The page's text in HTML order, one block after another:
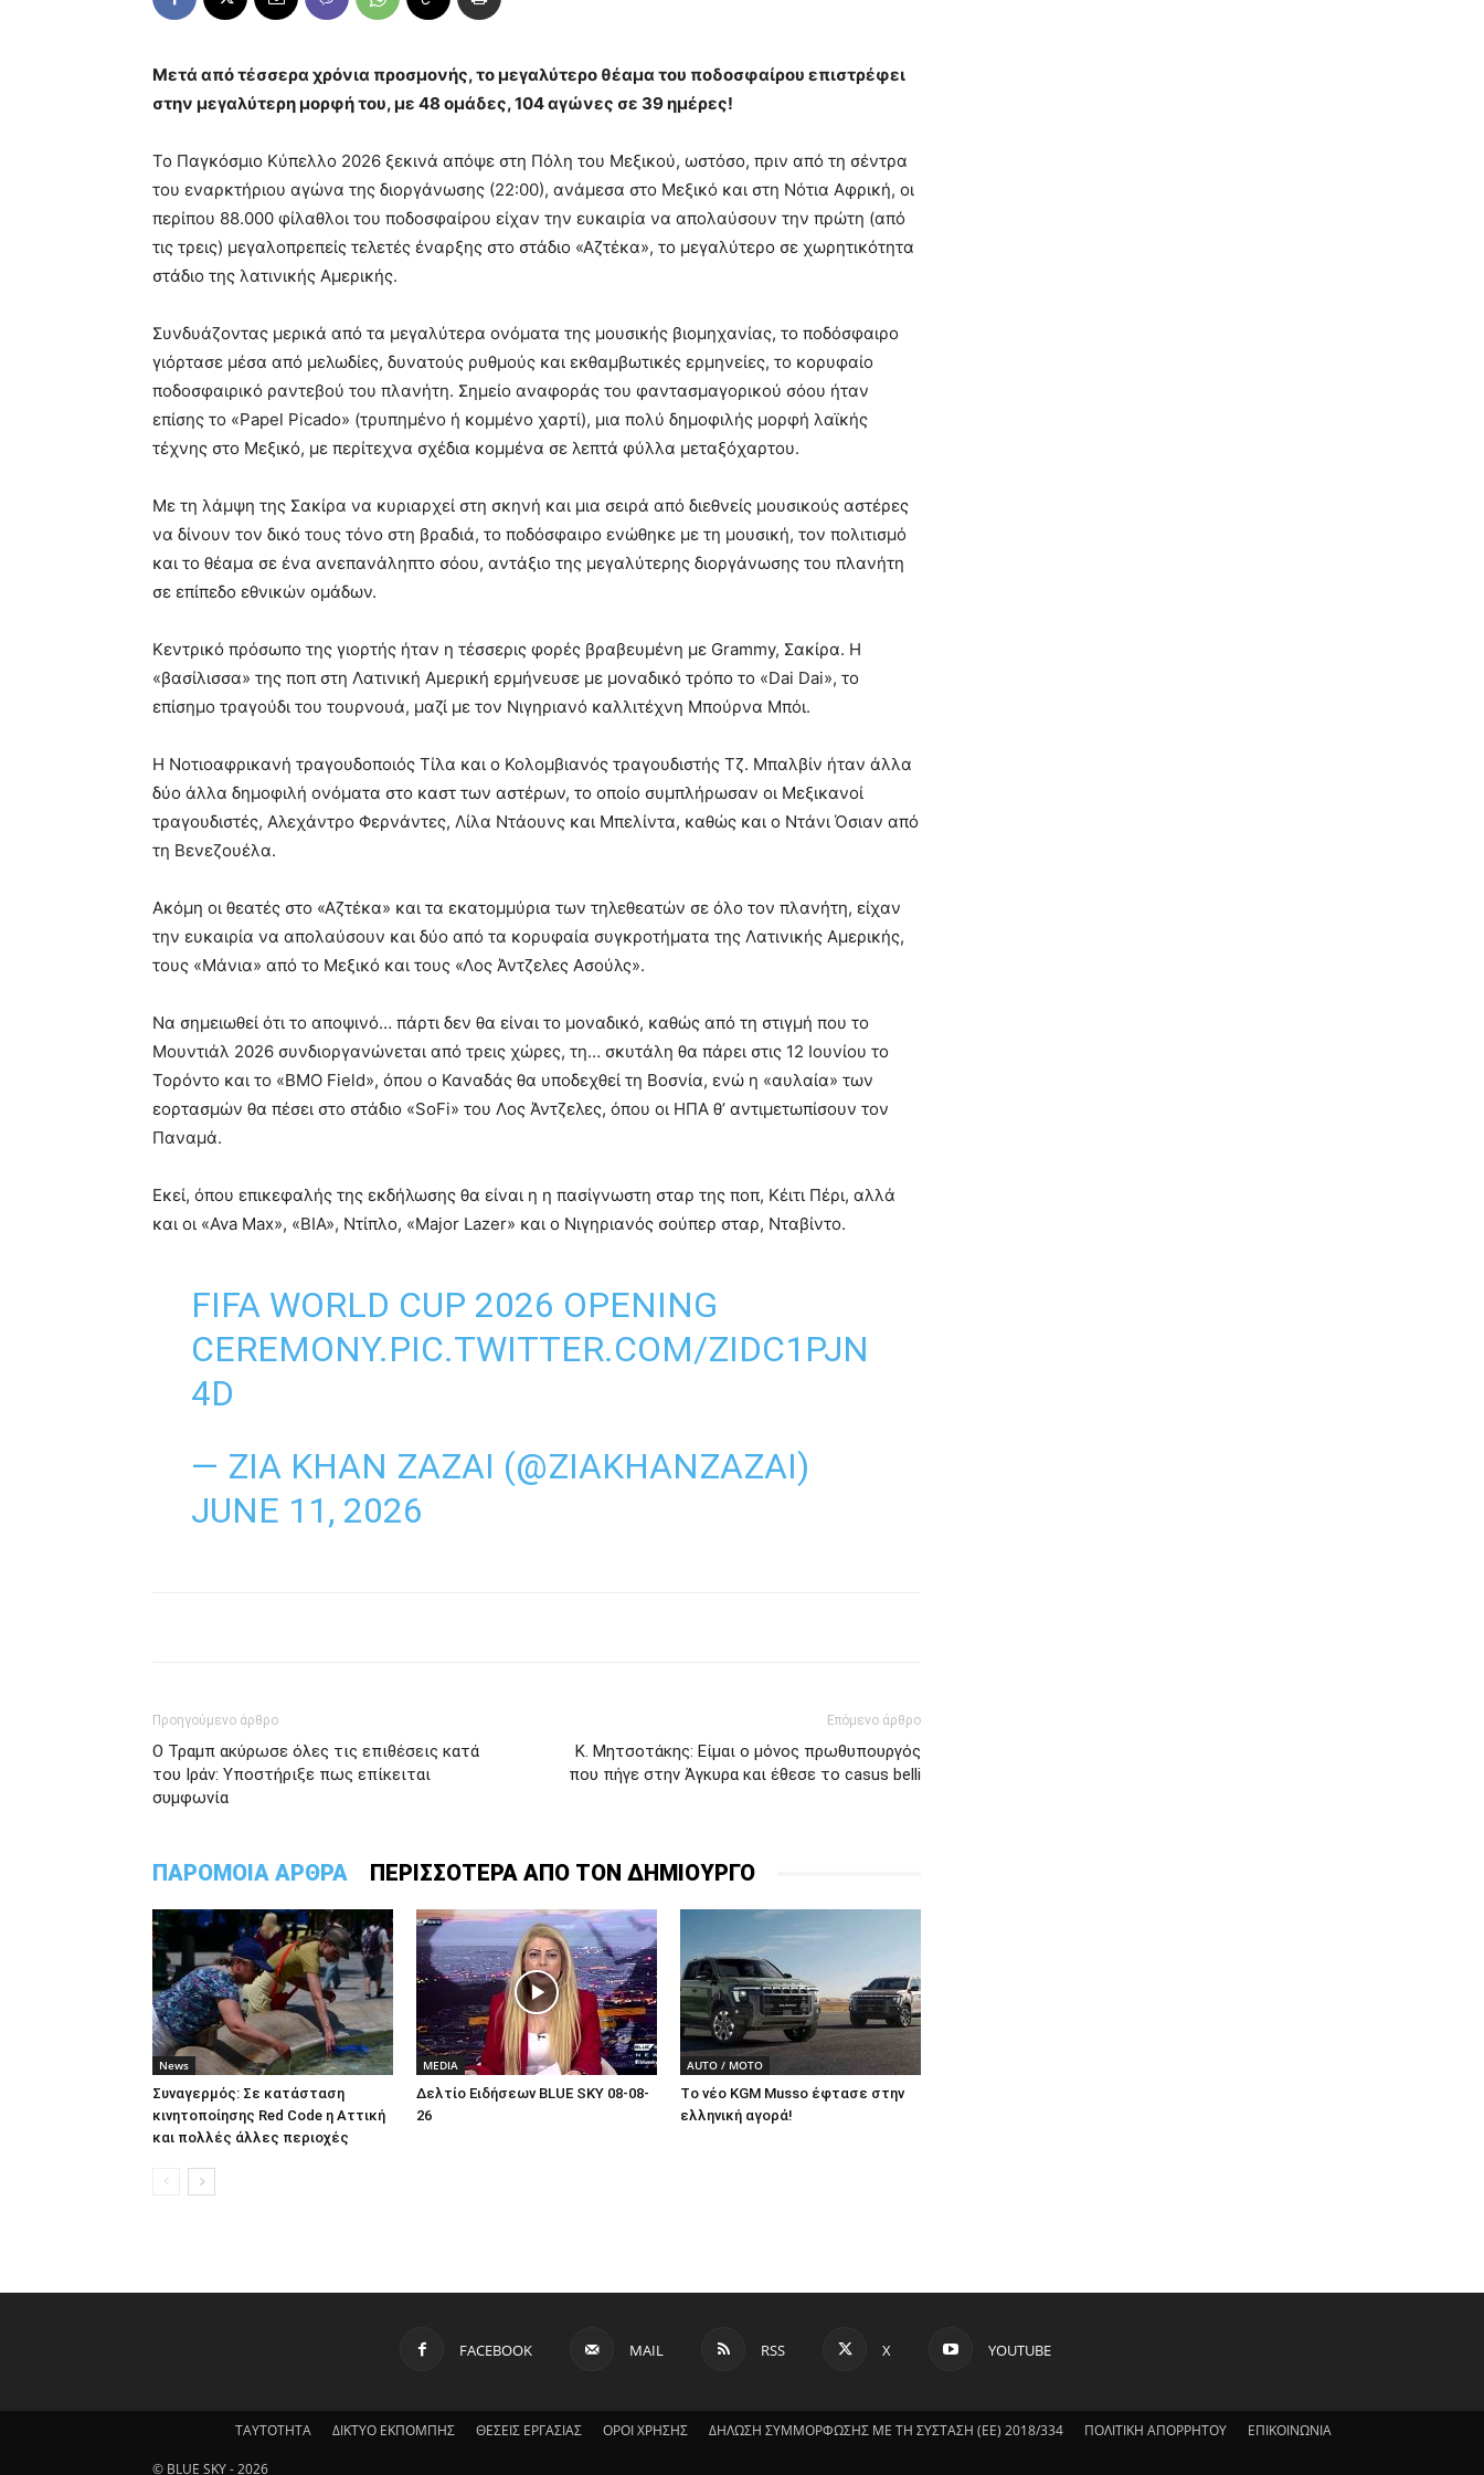
Μετά από τέσσερα χρόνια προσμονής, το μεγαλύτερο θέαμα του ποδοσφαίρου επιστρέφει
στην μεγαλύτερη μορφή του, με 48 ομάδες, 104 αγώνες σε 39 ημέρες!
Το Παγκόσμιο Κύπελλο 2026 ξεκινά απόψε στη Πόλη του Μεξικού, ωστόσο, πριν από τη σέντρα
του εναρκτήριου αγώνα της διοργάνωσης (22:00), ανάμεσα στο Μεξικό και στη Νότια Αφρική, οι
περίπου 88.000 φίλαθλοι του ποδοσφαίρου είχαν την ευκαιρία να απολαύσουν την πρώτη (από
τις τρεις) μεγαλοπρεπείς τελετές έναρξης στο στάδιο «Αζτέκα», το μεγαλύτερο σε χωρητικότητα
στάδιο της λατινικής Αμερικής.
Συνδυάζοντας μερικά από τα μεγαλύτερα ονόματα της μουσικής βιομηχανίας, το ποδόσφαιρο
γιόρτασε μέσα από μελωδίες, δυνατούς ρυθμούς και εκθαμβωτικές ερμηνείες, το κορυφαίο
ποδοσφαιρικό ραντεβού του πλανήτη. Σημείο αναφοράς του φαντασμαγορικού σόου ήταν
επίσης το «Papel Picado» (τρυπημένο ή κομμένο χαρτί), μια πολύ δημοφιλής μορφή λαϊκής
τέχνης στο Μεξικό, με περίτεχνα σχέδια κομμένα σε λεπτά φύλλα μεταξόχαρτου.
Με τη λάμψη της Σακίρα να κυριαρχεί στη σκηνή και μια σειρά από διεθνείς μουσικούς αστέρες
να δίνουν τον δικό τους τόνο στη βραδιά, το ποδόσφαιρο ενώθηκε με τη μουσική, τον πολιτισμό
και το θέαμα σε ένα ανεπανάληπτο σόου, αντάξιο της μεγαλύτερης διοργάνωσης του πλανήτη
σε επίπεδο εθνικών ομάδων.
Κεντρικό πρόσωπο της γιορτής ήταν η τέσσερις φορές βραβευμένη με Grammy, Σακίρα. Η
«βασίλισσα» της ποπ στη Λατινική Αμερική ερμήνευσε με μοναδικό τρόπο το «Dai Dai», το
επίσημο τραγούδι του τουρνουά, μαζί με τον Νιγηριανό καλλιτέχνη Μπούρνα Μπόι.
Η Νοτιοαφρικανή τραγουδοποιός Τίλα και ο Κολομβιανός τραγουδιστής Τζ. Μπαλβίν ήταν άλλα
δύο άλλα δημοφιλή ονόματα στο καστ των αστέρων, το οποίο συμπλήρωσαν οι Μεξικανοί
τραγουδιστές, Αλεχάντρο Φερνάντες, Λίλα Ντάουνς και Μπελίντα, καθώς και ο Ντάνι Όσιαν από
τη Βενεζουέλα.
Ακόμη οι θεατές στο «Αζτέκα» και τα εκατομμύρια των τηλεθεατών σε όλο τον πλανήτη, είχαν
την ευκαιρία να απολαύσουν και δύο από τα κορυφαία συγκροτήματα της Λατινικής Αμερικής,
τους «Μάνια» από το Μεξικό και τους «Λος Άντζελες Ασούλς».
Να σημειωθεί ότι το αποψινό… πάρτι δεν θα είναι το μοναδικό, καθώς από τη στιγμή που το
Μουντιάλ 2026 συνδιοργανώνεται από τρεις χώρες, τη… σκυτάλη θα πάρει στις 12 Ιουνίου το
Τορόντο και το «BMO Field», όπου ο Καναδάς θα υποδεχθεί τη Βοσνία, ενώ η «αυλαία» των
εορτασμών θα πέσει στο στάδιο «SoFi» του Λος Άντζελες, όπου οι ΗΠΑ θ’ αντιμετωπίσουν τον
Παναμά.
Εκεί, όπου επικεφαλής της εκδήλωσης θα είναι η η πασίγνωστη σταρ της ποπ, Κέιτι Πέρι, αλλά
και οι «Ava Max», «BIA», Ντίπλο, «Major Lazer» και ο Νιγηριανός σούπερ σταρ, Νταβίντο.
FIFA WORLD CUP 2026 OPENING
CEREMONY.PIC.TWITTER.COM/ZIDC1PJN
4D
— ZIA KHAN ZAZAI (@ZIAKHANZAZAI)
JUNE 11, 2026
Προηγούμενο άρθρο
Ο Τραμπ ακύρωσε όλες τις επιθέσεις κατά
του Ιράν: Υποστήριξε πως επίκειται
συμφωνία
Επόμενο άρθρο
Κ. Μητσοτάκης: Είμαι ο μόνος πρωθυπουργός
που πήγε στην Άγκυρα και έθεσε το casus belli
ΠΑΡΟΜΟΙΑ ΑΡΘΡΑ ΠΕΡΙΣΣΟΤΕΡΑ ΑΠΟ ΤΟΝ ΔΗΜΙΟΥΡΓΟ
News
Συναγερμός: Σε κατάσταση
κινητοποίησης Red Code η Αττική
και πολλές άλλες περιοχές
MEDIA
Δελτίο Ειδήσεων BLUE SKY 08-08-
26
AUTO / MOTO
Tο νέο KGM Musso έφτασε στην
ελληνική αγορά!
FACEBOOK MAIL RSS X YOUTUBE
ΤΑΥΤΟΤΗΤΑ ΔΙΚΤΥΟ ΕΚΠΟΜΠΗΣ ΘΕΣΕΙΣ ΕΡΓΑΣΙΑΣ ΟΡΟΙ ΧΡΗΣΗΣ ΔΗΛΩΣΗ ΣΥΜΜΟΡΦΩΣΗΣ ΜΕ ΤΗ ΣΥΣΤΑΣΗ (ΕΕ) 2018/334 ΠΟΛΙΤΙΚΗ ΑΠΟΡΡΗΤΟΥ ΕΠΙΚΟΙΝΩΝΙΑ
© BLUE SKY - 2026